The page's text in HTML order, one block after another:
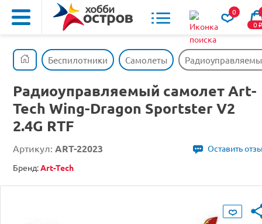
0
0o
Беспилотники Самолеты
Радиоуправляемый самолет Art-
Tech Wing-Dragon Sportster V2
2.4G RTF
Артикул: ART-22023
Оставить
Бренд:Art-Tech